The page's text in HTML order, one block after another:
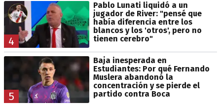
4
Pablo Lunati liquidó a un
jugador de River: "pensé que
había diferencia entre los
blancos y los 'otros', pero no
tienen cerebro"
5
Baja inesperada en
Estudiantes: Por qué Fernando
Muslera abandonó la
concentración y se pierde el
partido contra Boca